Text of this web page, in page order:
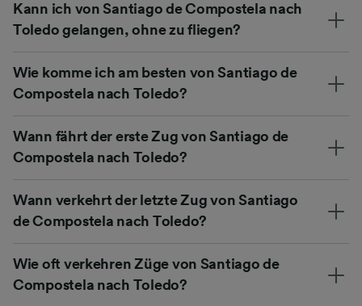
Kann ich von Santiago de Compostela nach
Toledo gelangen, ohne zu fliegen?
Wie komme ich am besten von Santiago de
Compostela nach Toledo?
Wann fährt der erste Zug von Santiago de
Compostela nach Toledo?
Wann verkehrt der letzte Zug von Santiago
de Compostela nach Toledo?
Wie oft verkehren Züge von Santiago de
Compostela nach Toledo?